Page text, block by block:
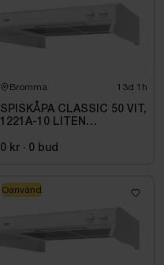
Bromma 13d 1h
SPISKÅPA CLASSIC 50 VIT,
1221A-10 LITEN
0 kr · 0 bud
Oanvänd